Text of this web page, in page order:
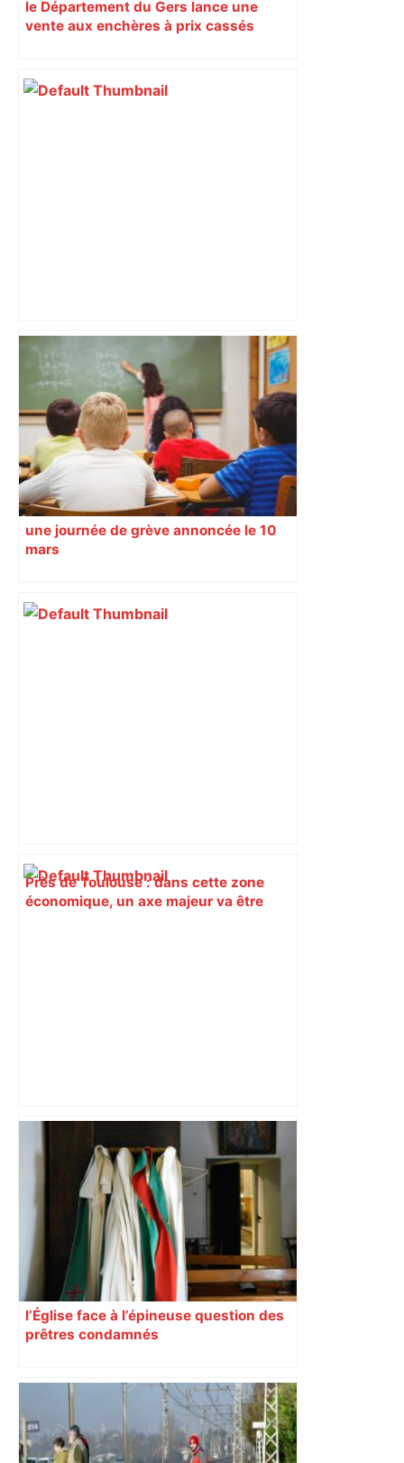
le Département du Gers lance une
vente aux enchères à prix cassés
Alliance PS/LFI à Toulouse : Marc
Sztulman claque la porte – RMC
une journée de grève annoncée le 10
mars
Près de Toulouse : dans cette zone
économique, un axe majeur va être
"On souhaite remettre un peu d’ordre" :
la mairie de Toulouse interdit le
commerce ambulant de 6 heures à
minuit dans ce grand quartier populaire
et prévoit des sanctions pour libérer
l’espace public – ladepeche.fr
l’Église face à l’épineuse question des
prêtres condamnés